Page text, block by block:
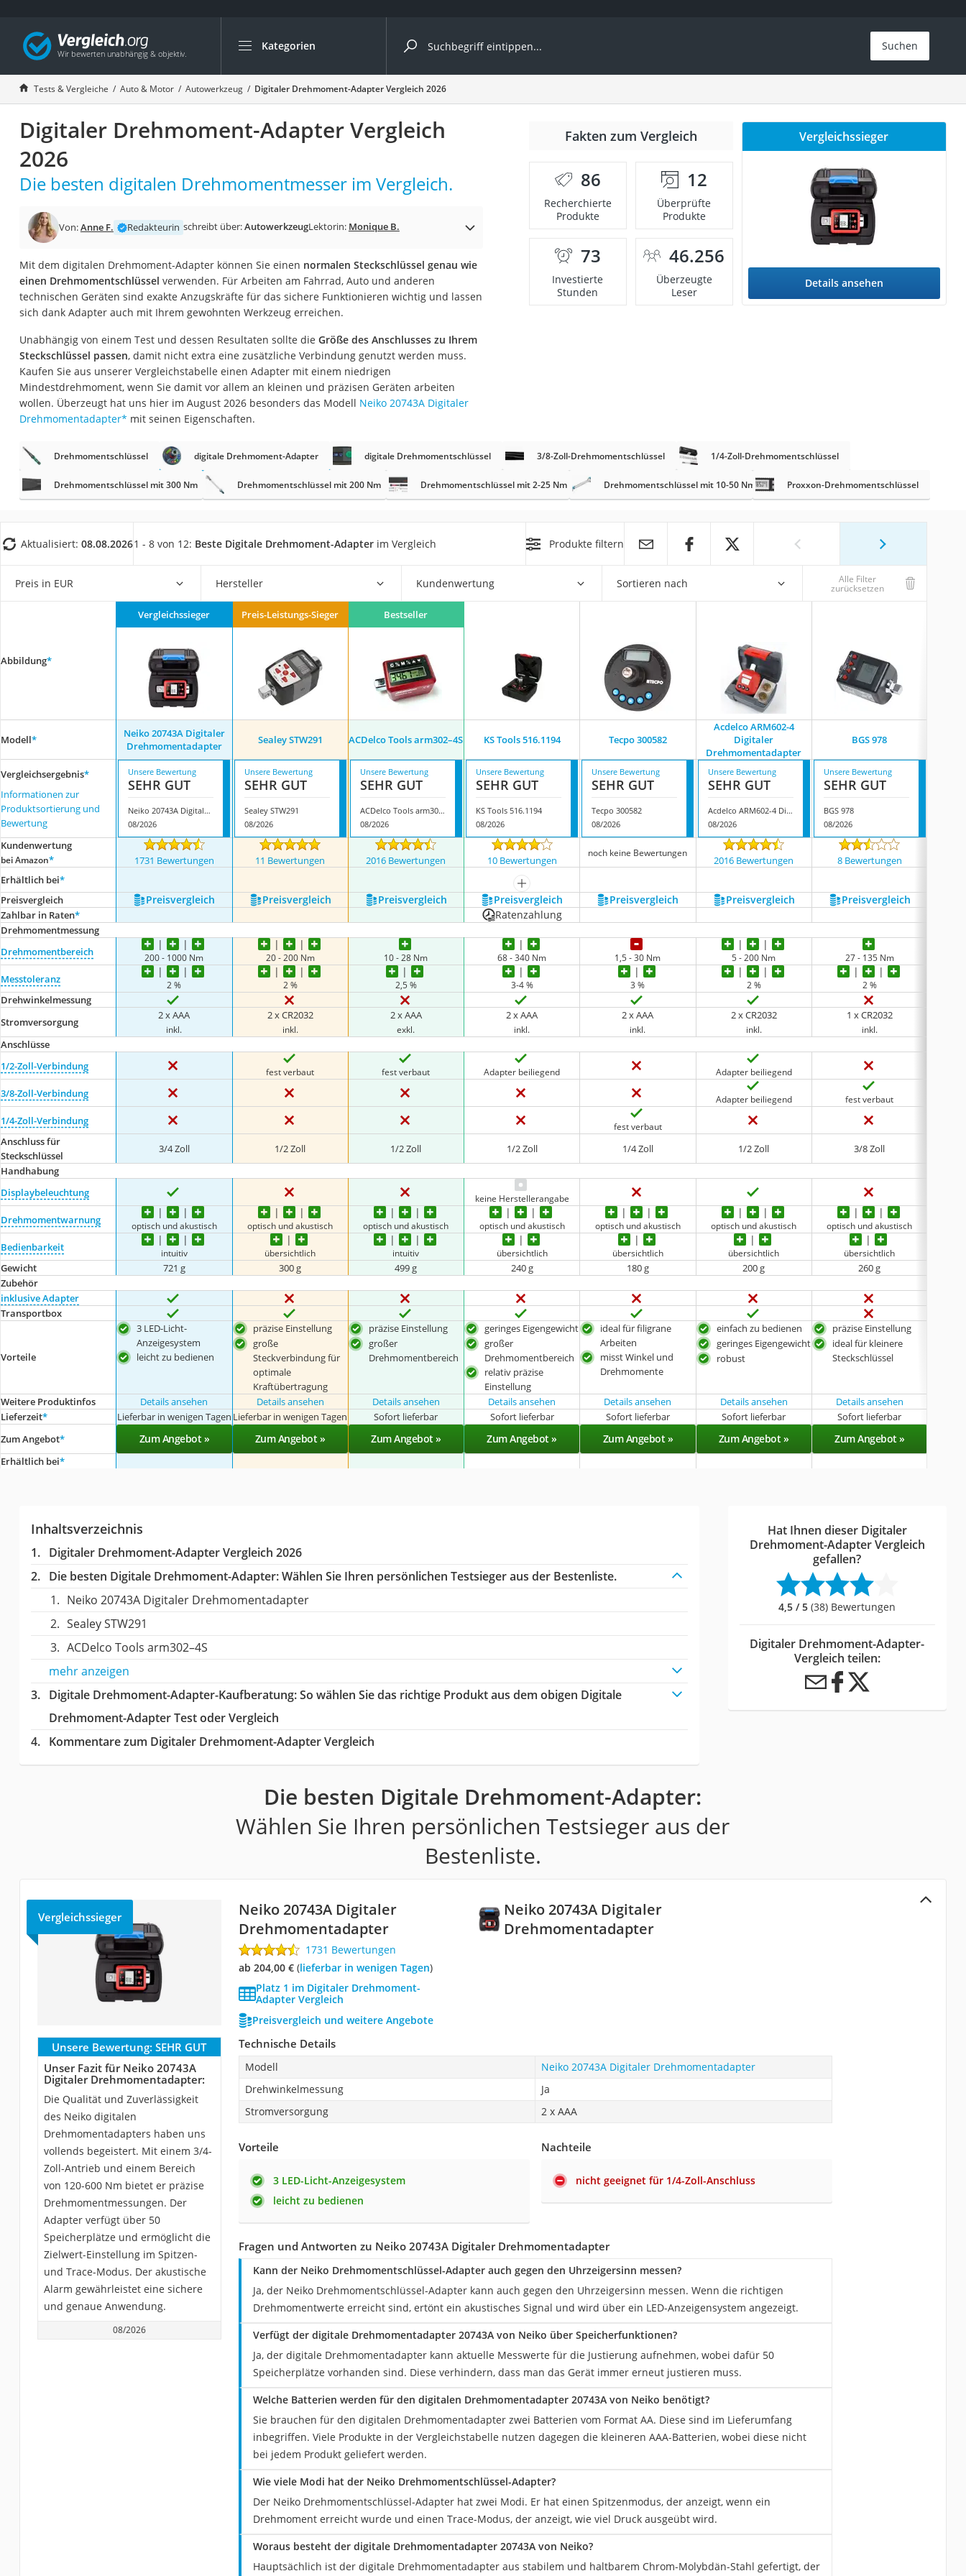
Kategorien
Die beliebtesten Vergleiche nach Kategorie
Auto & Motor
Fahrradträger-Anhängerkupplung (4 Fahrräder)
Fahrradträger
Fahrradträger (Anhängerkupplung)
Benzinkanister (20 l)
Benzinkanister
Marderschreck
Wagenheber 3t
AGM-Batterie Wohnmobil
Thule-Fahrradträger
FM-Transmitter
Sommerreifen 205/55 R16
Autobatterie-Ladegerät
Starthilfe mit Kompressor
Felgenbaum
Rostumwandler
Suchen
Tests & Vergleiche Auto & Motor Autowerkzeug Digitaler Drehmoment-Adapter Vergleich 2026
Digitaler Drehmoment-Adapter Vergleich
2026
Die besten digitalen Drehmomentmesser im Vergleich.
Von:Anne F. Redakteurin schreibt über:AutowerkzeugLektorin: Monique B.
Mit dem digitalen Drehmoment-Adapter können Sie einen normalen Steckschlüssel genau wie
einen Drehmomentschlüssel verwenden. Für Arbeiten am Fahrrad, Auto und anderen
technischen Geräten sind exakte Anzugskräfte für das sichere Funktionieren wichtig und lassen
sich dank Adapter auch mit Ihrem gewohnten Werkzeug erreichen.
Unabhängig von einem Test und dessen Resultaten sollte die Größe des Anschlusses zu Ihrem
Steckschlüssel passen, damit nicht extra eine zusätzliche Verbindung genutzt werden muss.
Kaufen Sie aus unserer Vergleichstabelle einen Adapter mit einem niedrigen
Mindestdrehmoment, wenn Sie damit vor allem an kleinen und präzisen Geräten arbeiten
wollen. Überzeugt hat uns hier im August 2026 besonders das Modell Neiko 20743A Digitaler
Drehmomentadapter* mit seinen Eigenschaften.
Fakten zum Vergleich
86
Recherchierte
Produkte
12
Überprüfte
Produkte
73
Investierte
Stunden
46.256
Überzeugte
Leser
Vergleichssieger
Details ansehen
Drehmomentschlüssel digitale Drehmoment-Adapter digitale Drehmomentschlüssel 3/8-Zoll-Drehmomentschlüssel 1/4-Zoll-Drehmomentschlüssel
Drehmomentschlüssel mit 300 Nm Drehmomentschlüssel mit 200 Nm Drehmomentschlüssel mit 2-25 Nm Drehmomentschlüssel mit 10-50 Nm Proxxon-Drehmomentschlüssel
Aktualisiert: 08.08.20261 - 8 von 12: Beste Digitale Drehmoment-Adapter im Vergleich Produkte filtern
Preis in EUR Hersteller Kundenwertung Sortieren nach Alle Filter
zurücksetzen
Abbildung*
Vergleichssieger Preis-Leistungs-Sieger Bestseller
Modell*
Neiko 20743A Digitaler
Drehmomentadapter
Sealey STW291 ACDelco Tools arm302–4S KS Tools ‎516.1194 Tecpo 300582
Acdelco ARM602-4
Digitaler
Drehmomentadapter
BGS 978
Vergleichsergebnis*
Informationen zur
Produktsortierung und
Bewertung
Unsere Bewertung
SEHR GUT
Neiko 20743A Digitaler Drehmomentadapter
08/2026
Unsere Bewertung
SEHR GUT
Sealey STW291
08/2026
Unsere Bewertung
SEHR GUT
ACDelco Tools arm302–4S
08/2026
Unsere Bewertung
SEHR GUT
KS Tools ‎516.1194
08/2026
Unsere Bewertung
SEHR GUT
Tecpo 300582
08/2026
Unsere Bewertung
SEHR GUT
Acdelco ARM602-4 Digitaler Drehmomentadapter
08/2026
Unsere Bewertung
SEHR GUT
BGS 978
08/2026
Kundenwertung
bei Amazon* 1731 Bewertungen 11 Bewertungen 2016 Bewertungen 10 Bewertungen
noch keine Bewertungen
2016 Bewertungen 8 Bewertungen
Erhältlich bei*
mehr anzeigen
Preis­vergleich
Preis­vergleich Preis­vergleich Preis­vergleich Preis­vergleich Preis­vergleich Preis­vergleich Preis­vergleich
Zahlbar in Raten* Ratenzahlung
Drehmomentmessung
Drehmomentbereich
200 - 1000 Nm 20 - 200 Nm 10 - 28 Nm 68 - 340 Nm 1,5 - 30 Nm 5 - 200 Nm 27 - 135 Nm
Messtoleranz 2 % 2 % 2,5 % 3-4 % 3 % 2 % 2 %
Drehwinkelmessung
Stromversorgung
2 x AAA
inkl.
2 x CR2032
inkl.
2 x AAA
exkl.
2 x AAA
inkl.
2 x AAA
inkl.
2 x CR2032
inkl.
1 x CR2032
inkl.
Anschlüsse
1/2-Zoll-Verbindung
fest verbaut fest verbaut Adapter beiliegend Adapter beiliegend
3/8-Zoll-Verbindung Adapter beiliegend fest verbaut
1/4-Zoll-Verbindung fest verbaut
Anschluss für
Steckschlüssel
3/4 Zoll 1/2 Zoll 1/2 Zoll 1/2 Zoll 1/4 Zoll 1/2 Zoll
3/8 Zoll
Handhabung
Displaybeleuchtung
keine Herstellerangabe
Drehmomentwarnung optisch und akustisch optisch und akustisch optisch und akustisch optisch und akustisch optisch und akustisch optisch und akustisch optisch und akustisch
Bedienbarkeit intuitiv übersichtlich intuitiv übersichtlich übersichtlich übersichtlich übersichtlich
Gewicht 721 g 300 g 499 g 240 g 180 g ‎200 g
260 g
Zubehör
inklusive Adapter
Transportbox
Vorteile
3 LED-Licht-
Anzeigesystem
leicht zu bedienen
präzise Einstellung
große
Steckverbindung für
optimale
Kraftübertragung
präzise Einstellung
großer
Drehmomentbereich
geringes Eigengewicht
großer
Drehmomentbereich
relativ präzise
Einstellung
ideal für filigrane
Arbeiten
misst Winkel und
Drehmomente
einfach zu bedienen
geringes Eigengewicht
robust
präzise Einstellung
ideal für kleinere
Steckschlüssel
Weitere Produktinfos Details ansehen Details ansehen Details ansehen Details ansehen Details ansehen Details ansehen Details ansehen
Lieferzeit* Lieferbar in wenigen Tagen Lieferbar in wenigen Tagen Sofort lieferbar Sofort lieferbar Sofort lieferbar Sofort lieferbar Sofort lieferbar
Zum Angebot* Zum Angebot » Zum Angebot » Zum Angebot » Zum Angebot » Zum Angebot » Zum Angebot » Zum Angebot »
Erhältlich bei*
Inhaltsverzeichnis
Digitaler Drehmoment-Adapter Vergleich 2026
Die besten Digitale Drehmoment-Adapter:Wählen Sie Ihren persönlichen Testsieger aus der Bestenliste.
Neiko 20743A Digitaler Drehmomentadapter
Sealey STW291
ACDelco Tools arm302–4S
mehr anzeigen
Digitale Drehmoment-Adapter-Kaufberatung: So wählen Sie das richtige Produkt aus dem obigen Digitale
Drehmoment-Adapter Test oder Vergleich
Kommentare zum Digitaler Drehmoment-Adapter Vergleich
Hat Ihnen dieser Digitaler
Drehmoment-Adapter Vergleich
gefallen?
4,5 / 5 (38) Bewertungen
Digitaler Drehmoment-Adapter-
Vergleich teilen:
Die besten Digitale Drehmoment-Adapter:
Wählen Sie Ihren persönlichen Testsieger aus der
Bestenliste.
Neiko 20743A Digitaler
Drehmomentadapter
Vergleichssieger
Neiko 20743A Digitaler
Drehmomentadapter
1731 Bewertungen
ab 204,00 €( Lieferbar in wenigen Tagen)
Platz 1 im Digitaler Drehmoment-
Adapter Vergleich
Preisvergleich und weitere Angebote
Unsere Bewertung: SEHR GUT
Unser Fazit für Neiko 20743A
Digitaler Drehmomentadapter:
Die Qualität und Zuverlässigkeit
des Neiko digitalen
Drehmomentadapters haben uns
vollends begeistert. Mit einem 3/4-
Zoll-Antrieb und einem Bereich
von 120-600 Nm bietet er präzise
Drehmomentmessungen. Der
Adapter verfügt über 50
Speicherplätze und ermöglicht die
Zielwert-Einstellung im Spitzen-
und Trace-Modus. Der akustische
Alarm gewährleistet eine sichere
und genaue Anwendung.
08/2026
Technische Details
Modell
Neiko 20743A Digitaler Drehmomentadapter
Drehwinkelmessung
Ja
Stromversorgung
2 x AAA
Vorteile
3 LED-Licht-Anzeigesystem
leicht zu bedienen
Nachteile
nicht geeignet für 1/4-Zoll-Anschluss
Fragen und Antworten zu Neiko 20743A Digitaler Drehmomentadapter
Kann der Neiko Drehmomentschlüssel-Adapter auch gegen den Uhrzeigersinn messen?
Ja, der Neiko Drehmomentschlüssel-Adapter kann auch gegen den Uhrzeigersinn messen. Wenn die richtigen
Drehmomentwerte erreicht sind, ertönt ein akustisches Signal und wird über ein LED-Anzeigensystem angezeigt.
Verfügt der digitale Drehmomentadapter 20743A von Neiko über Speicherfunktionen?
Ja, der digitale Drehmomentadapter kann aktuelle Messwerte für die Justierung aufnehmen, wobei dafür 50
Speicherplätze vorhanden sind. Diese verhindern, dass man das Gerät immer erneut justieren muss.
Welche Batterien werden für den digitalen Drehmomentadapter 20743A von Neiko benötigt?
Sie brauchen für den digitalen Drehmomentadapter zwei Batterien vom Format AA. Diese sind im Lieferumfang
inbegriffen. Viele Produkte in der Vergleichstabelle nutzen dagegen die kleineren AAA-Batterien, wobei diese nicht
bei jedem Produkt geliefert werden.
Wie viele Modi hat der Neiko Drehmomentschlüssel-Adapter?
Der Neiko Drehmomentschlüssel-Adapter hat zwei Modi. Er hat einen Spitzenmodus, der anzeigt, wenn ein
Drehmoment erreicht wurde und einen Trace-Modus, der anzeigt, wie viel Druck ausgeübt wird.
Woraus besteht der digitale Drehmomentadapter 20743A von Neiko?
Hauptsächlich ist der digitale Drehmomentadapter aus stabilem und haltbarem Chrom-Molybdän-Stahl gefertigt, der